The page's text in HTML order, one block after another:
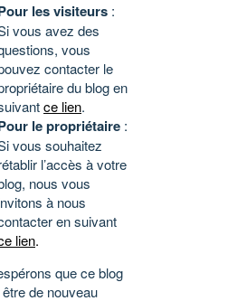
les visiteurs :
vous avez des
vous
contacter le
du blog en
ce lien.
le propriétaire :
vous souhaitez
l’accès à votre
nous vous
à nous
en suivant
lien.
que ce blog
de nouveau